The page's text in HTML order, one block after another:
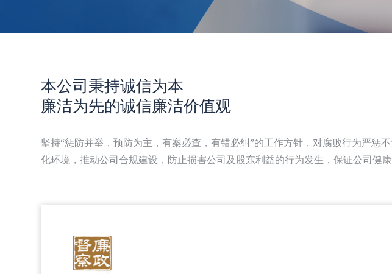
本公司秉持诚信为本
廉洁为先的诚信廉洁价值观
坚持“惩防并举，预防为主，有案必查，有错必纠”的工作方针，对腐败行为严
化环境，推动公司合规建设，防止损害公司及股东利益的行为发生，保证公司健康